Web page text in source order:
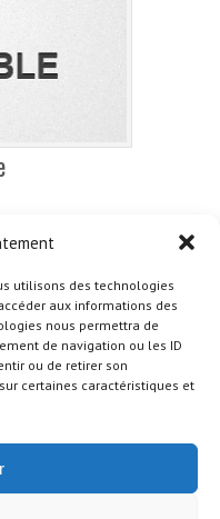
utilisons des technologies
aux informations des
nous permettra de
de navigation ou les ID
ou de retirer son
certaines caractéristiques et
sur les termes de
les IRTS « sont…
Article entier →
2014